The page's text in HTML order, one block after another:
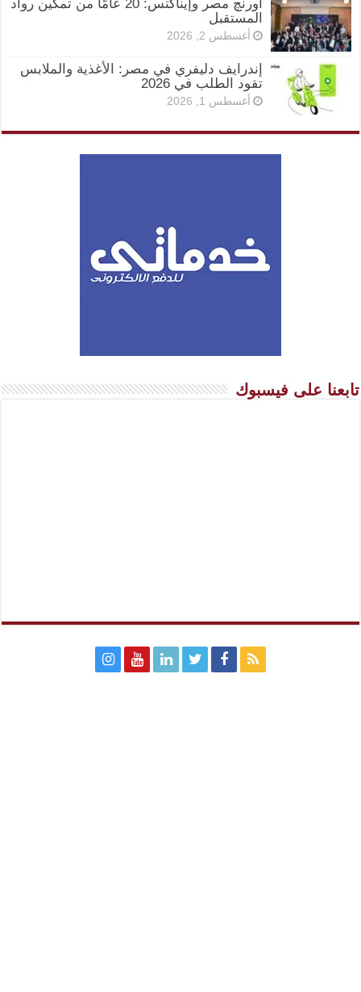
أورنچ مصر وإيناكتس: 20 عامًا من تمكين رواد
المستقبل
أغسطس 2, 2026
إندرايف دليفري في مصر: الأغذية والملابس
تقود الطلب في 2026
أغسطس 1, 2026
تابعنا على فيسبوك